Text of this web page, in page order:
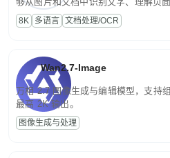
为便于存储、检索和二次处理的结构化
8K 多语言 文档处理/OCR
Wan2.7-Image
万相 2.7 图像生成与编辑模型，支持
最高 2K 输出。
图像生成与处理